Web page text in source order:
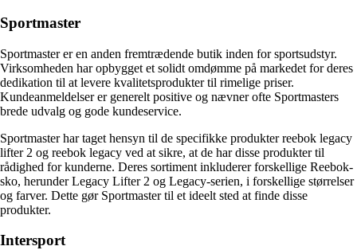
Sportmaster
Sportmaster er en anden fremtrædende butik inden for sportsudstyr.
Virksomheden har opbygget et solidt omdømme på markedet for deres
dedikation til at levere kvalitetsprodukter til rimelige priser.
Kundeanmeldelser er generelt positive og nævner ofte Sportmasters
brede udvalg og gode kundeservice.
Sportmaster har taget hensyn til de specifikke produkter reebok legacy
lifter 2 og reebok legacy ved at sikre, at de har disse produkter til
rådighed for kunderne. Deres sortiment inkluderer forskellige Reebok-
sko, herunder Legacy Lifter 2 og Legacy-serien, i forskellige størrelser
og farver. Dette gør Sportmaster til et ideelt sted at finde disse
produkter.
Intersport